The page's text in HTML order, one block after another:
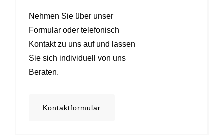
Nehmen Sie über unser
Formular oder telefonisch
Kontakt zu uns auf und lassen
Sie sich individuell von uns
Beraten.
Kontaktformular